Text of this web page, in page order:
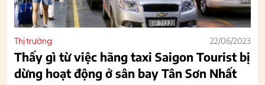
Thị trường 22/06/2023
Thấy gì từ việc hãng taxi Saigon Tourist bị
dừng hoạt động ở sân bay Tân Sơn Nhất